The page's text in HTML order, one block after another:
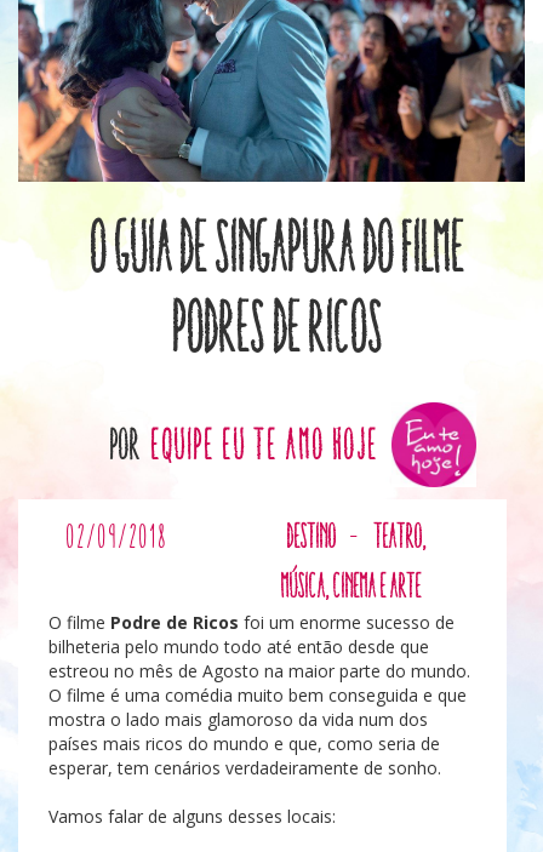
O Guia de Singapura do filme
Podres de Ricos
por Equipe Eu te Amo Hoje
02/09/2018 Destino - Teatro,
música, cinema e arte
O filme Podre de Ricos foi um enorme sucesso de
bilheteria pelo mundo todo até então desde que
estreou no mês de Agosto na maior parte do mundo.
O filme é uma comédia muito bem conseguida e que
mostra o lado mais glamoroso da vida num dos
países mais ricos do mundo e que, como seria de
esperar, tem cenários verdadeiramente de sonho.
Vamos falar de alguns desses locais: